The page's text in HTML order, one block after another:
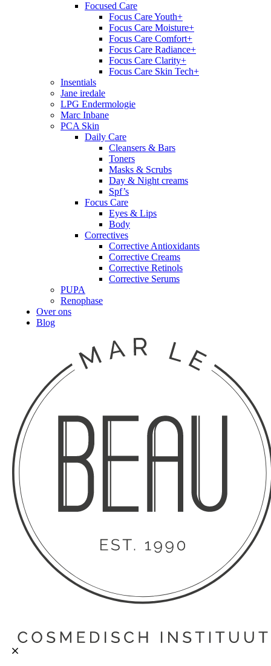
Focused Care
Focus Care Youth+
Focus Care Moisture+
Focus Care Comfort+
Focus Care Radiance+
Focus Care Clarity+
Focus Care Skin Tech+
Insentials
Jane iredale
LPG Endermologie
Marc Inbane
PCA Skin
Daily Care
Cleansers & Bars
Toners
Masks & Scrubs
Day & Night creams
Spf’s
Focus Care
Eyes & Lips
Body
Correctives
Corrective Antioxidants
Corrective Creams
Corrective Retinols
Corrective Serums
PUPA
Renophase
Over ons
Blog